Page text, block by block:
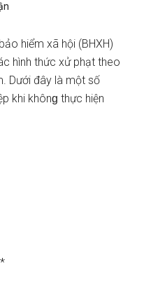
hiểm xã hội (BHXH)
hình thức xử phạt theo
Dưới đây là một số
khi khônɡ thực hiện